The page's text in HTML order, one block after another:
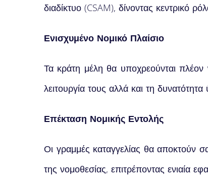
διαδίκτυο (CSAM), δίνοντας κεντρικό
Ενισχυμένο Νομικό Πλαίσιο
Τα κράτη μέλη θα υποχρεούνται πλέον
λειτουργία τους αλλά και τη
Επέκταση Νομικής Εντολής
Οι γραμμές καταγγελίας θα αποκτούν
της νομοθεσίας, επιτρέποντας ενιαία